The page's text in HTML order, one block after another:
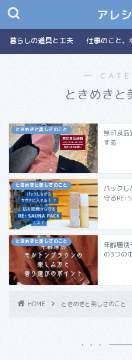
アレ
暮らしの道具と工夫 仕事のこと、
―
ときめきと
ときめきと美しさのこと
無印良品
する
ときめきと美しさのこと
パックし
守るRE:
ときめきと美しさのこと
年齢層
の3つの
HOME ときめきと美しさのこと